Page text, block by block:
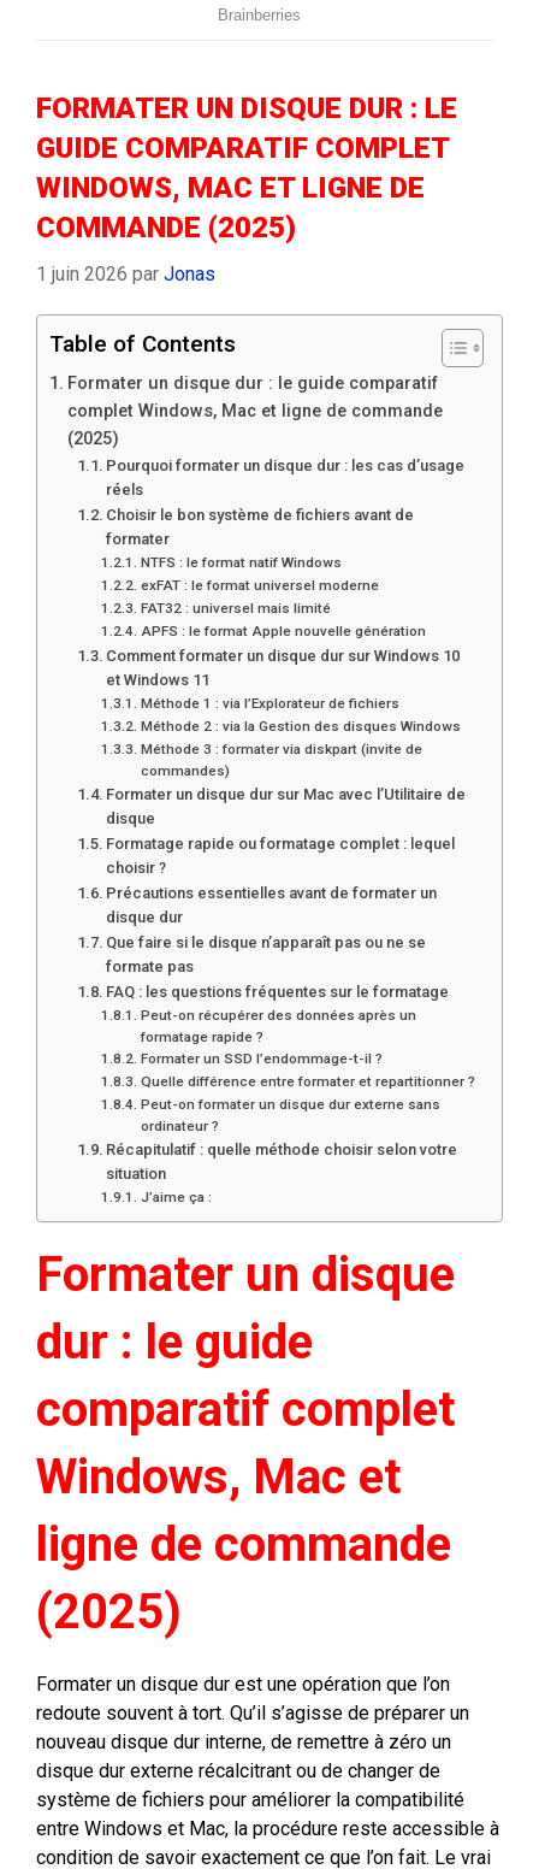
FORMATER UN DISQUE DUR : LE
GUIDE COMPARATIF COMPLET
WINDOWS, MAC ET LIGNE DE
COMMANDE (2025)
1 juin 2026 par Jonas
Table of Contents
Formater un disque dur : le guide comparatif
complet Windows, Mac et ligne de commande
(2025)
Pourquoi formater un disque dur : les cas d’usage
réels
Choisir le bon système de fichiers avant de
formater
NTFS : le format natif Windows
exFAT : le format universel moderne
FAT32 : universel mais limité
APFS : le format Apple nouvelle génération
Comment formater un disque dur sur Windows 10
et Windows 11
Méthode 1 : via l’Explorateur de fichiers
Méthode 2 : via la Gestion des disques Windows
Méthode 3 : formater via diskpart (invite de
commandes)
Formater un disque dur sur Mac avec l’Utilitaire de
disque
Formatage rapide ou formatage complet : lequel
choisir ?
Précautions essentielles avant de formater un
disque dur
Que faire si le disque n’apparaît pas ou ne se
formate pas
FAQ : les questions fréquentes sur le formatage
Peut-on récupérer des données après un
formatage rapide ?
Formater un SSD l’endommage-t-il ?
Quelle différence entre formater et repartitionner ?
Peut-on formater un disque dur externe sans
ordinateur ?
Récapitulatif : quelle méthode choisir selon votre
situation
J’aime ça :
Formater un disque
dur : le guide
comparatif complet
Windows, Mac et
ligne de commande
(2025)
Formater un disque dur est une opération que l’on
redoute souvent à tort. Qu’il s’agisse de préparer un
nouveau disque dur interne, de remettre à zéro un
disque dur externe récalcitrant ou de changer de
système de fichiers pour améliorer la compatibilité
entre Windows et Mac, la procédure reste accessible à
condition de savoir exactement ce que l’on fait. Le vrai